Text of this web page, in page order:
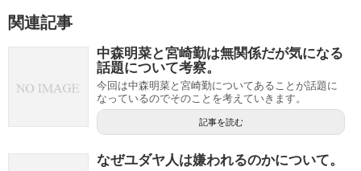
関連記事
中森明菜と宮崎勤は無関係だが気になる
話題について考察。
今回は中森明菜と宮崎勤についてあることが話題に
なっているのでそのことを考えていきます。
記事を読む
なぜユダヤ人は嫌われるのかについて。